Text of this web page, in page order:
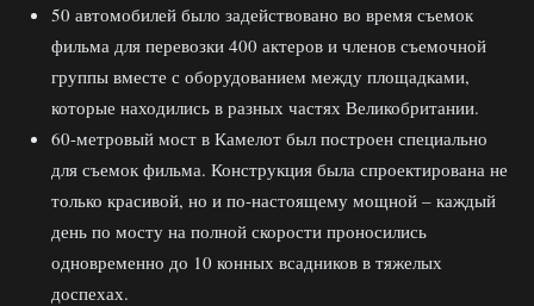
50 автомобилей было задействовано во время съемок
фильма для перевозки 400 актеров и членов съемочной
группы вместе с оборудованием между площадками,
которые находились в разных частях Великобритании.
60-метровый мост в Камелот был построен специально
для съемок фильма. Конструкция была спроектирована не
только красивой, но и по-настоящему мощной – каждый
день по мосту на полной скорости проносились
одновременно до 10 конных всадников в тяжелых
доспехах.